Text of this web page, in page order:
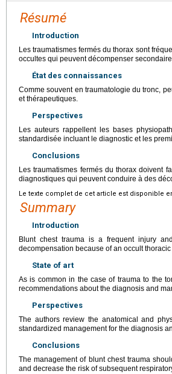
Résumé
Introduction
Les traumatismes fermés du thorax sont
occultes qui peuvent décompenser
État des connaissances
Comme souvent en traumatologie du tronc,
et thérapeutiques.
Perspectives
Les auteurs rappellent les bases
standardisée incluant le diagnostic et les
Conclusions
Les traumatismes fermés du thorax doivent
diagnostiques qui peuvent conduire à des
Le texte complet de cet article est disponible
Summary
Introduction
Blunt chest trauma is a frequent injury
decompensation because of an occult
State of art
As is common in the case of trauma to the
recommendations about the diagnosis and
Perspectives
The authors review the anatomical and
standardized management for the diagnosis
Conclusions
The management of blunt chest trauma
and decrease the risk of subsequent